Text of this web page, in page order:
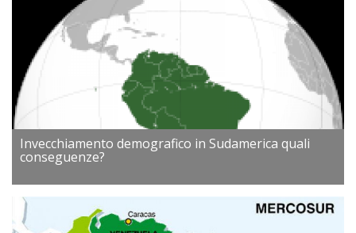
Invecchiamento demografico in Sudamerica quali
conseguenze?